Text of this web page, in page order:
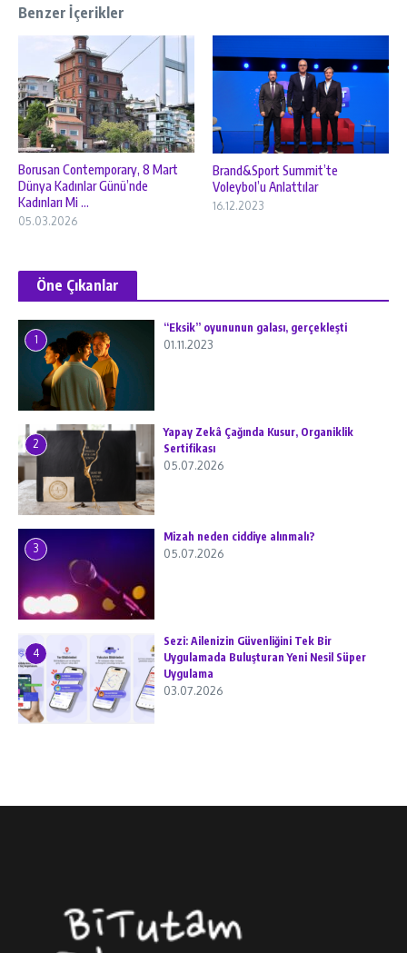
Benzer İçerikler
Borusan Contemporary, 8 Mart
Dünya Kadınlar Günü’nde
Kadınları Mi ...
05.03.2026
Brand&Sport Summit’te
Voleybol’u Anlattılar
16.12.2023
Öne Çıkanlar
1
“Eksik” oyununun galası, gerçekleşti
01.11.2023
2
Yapay Zekâ Çağında Kusur, Organiklik
Sertifikası
05.07.2026
3
Mizah neden ciddiye alınmalı?
05.07.2026
4
Sezi: Ailenizin Güvenliğini Tek Bir
Uygulamada Buluşturan Yeni Nesil Süper
Uygulama
03.07.2026